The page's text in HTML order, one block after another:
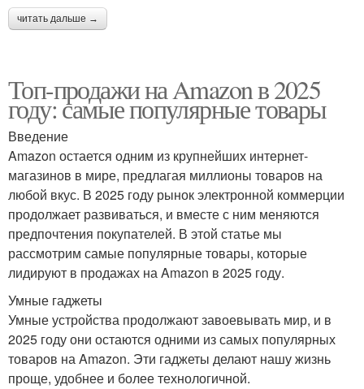
читать дальше →
Топ-продажи на Amazon в 2025
году: самые популярные товары
Введение
Amazon остается одним из крупнейших интернет-
магазинов в мире, предлагая миллионы товаров на
любой вкус. В 2025 году рынок электронной коммерции
продолжает развиваться, и вместе с ним меняются
предпочтения покупателей. В этой статье мы
рассмотрим самые популярные товары, которые
лидируют в продажах на Amazon в 2025 году.
Умные гаджеты
Умные устройства продолжают завоевывать мир, и в
2025 году они остаются одними из самых популярных
товаров на Amazon. Эти гаджеты делают нашу жизнь
проще, удобнее и более технологичной.